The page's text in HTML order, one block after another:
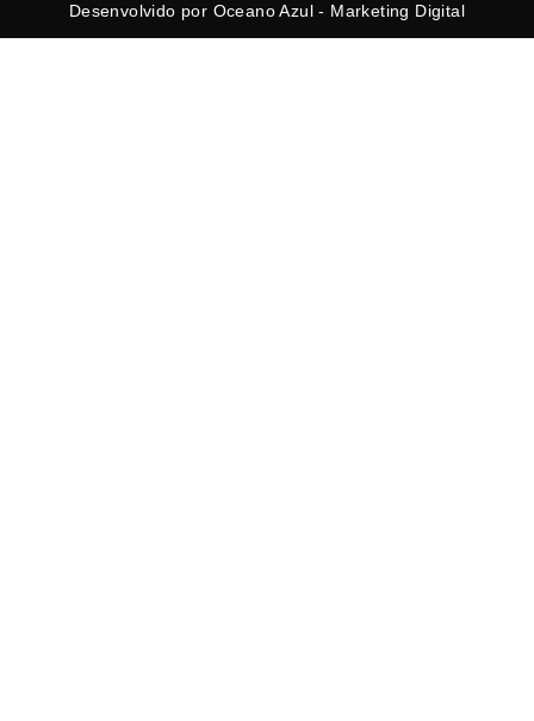
Desenvolvido por Oceano Azul - Marketing Digital